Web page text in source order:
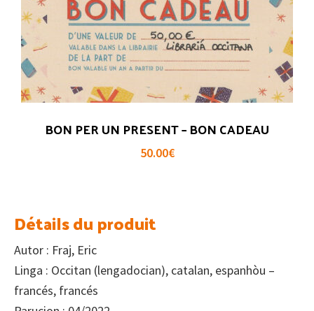
BON PER UN PRESENT – BON CADEAU
50.00€
Détails du produit
Autor : Fraj, Eric
Linga : Occitan (lengadocian), catalan, espanhòu –
francés, francés